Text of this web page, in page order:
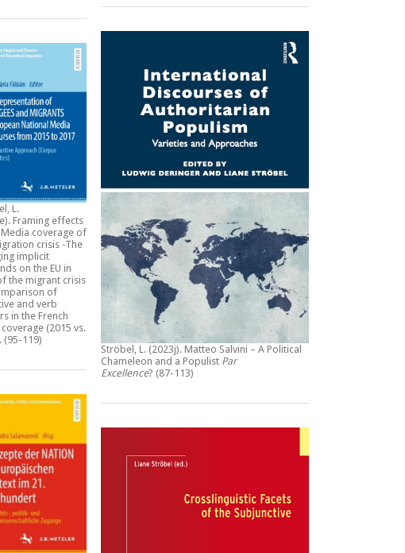
L.
Framing effects
coverage of
crisis -The
implicit
on the EU in
the migrant crisis
of
and verb
in the French
(2015 vs.
. (95-119)
Ströbel, L. (2023j). Matteo Salvini – A Political
Chameleon and a Populist Par
Excellence? (87-113)